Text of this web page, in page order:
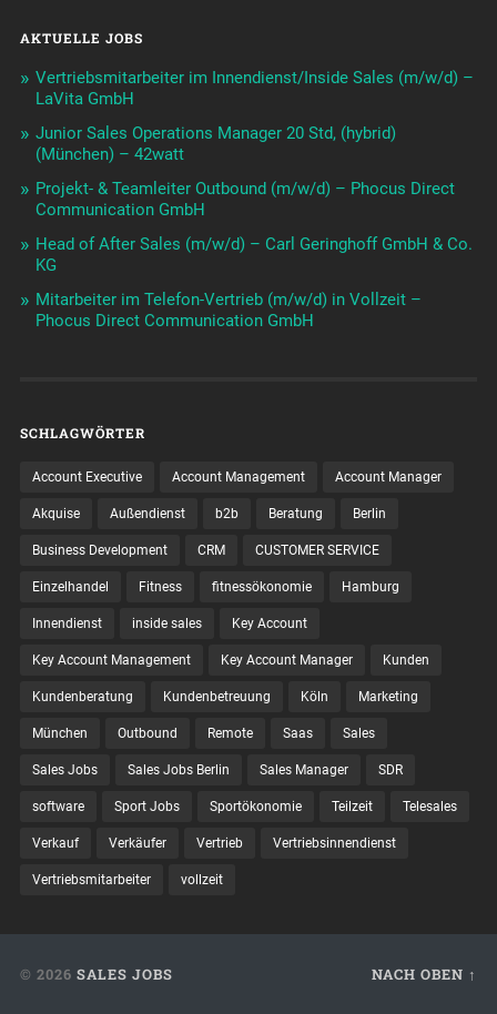
AKTUELLE JOBS
Vertriebsmitarbeiter im Innendienst/Inside Sales (m/w/d) –
LaVita GmbH
Junior Sales Operations Manager 20 Std, (hybrid)
(München) – 42watt
Projekt- & Teamleiter Outbound (m/w/d) – Phocus Direct
Communication GmbH
Head of After Sales (m/w/d) – Carl Geringhoff GmbH & Co.
KG
Mitarbeiter im Telefon-Vertrieb (m/w/d) in Vollzeit –
Phocus Direct Communication GmbH
SCHLAGWÖRTER
Account Executive Account Management Account Manager
Akquise Außendienst b2b Beratung Berlin
Business Development CRM CUSTOMER SERVICE
Einzelhandel Fitness fitnessökonomie Hamburg
Innendienst inside sales Key Account
Key Account Management Key Account Manager Kunden
Kundenberatung Kundenbetreuung Köln Marketing
München Outbound Remote Saas Sales
Sales Jobs Sales Jobs Berlin Sales Manager SDR
software Sport Jobs Sportökonomie Teilzeit Telesales
Verkauf Verkäufer Vertrieb Vertriebsinnendienst
Vertriebsmitarbeiter vollzeit
© 2026 SALES JOBS NACH OBEN ↑